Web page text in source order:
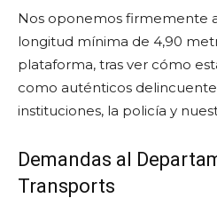
Nos oponemos firmemente
longitud mínima de 4,90
plataforma, tras ver cómo
como auténticos
instituciones, la policía y
Demandas al
Transports